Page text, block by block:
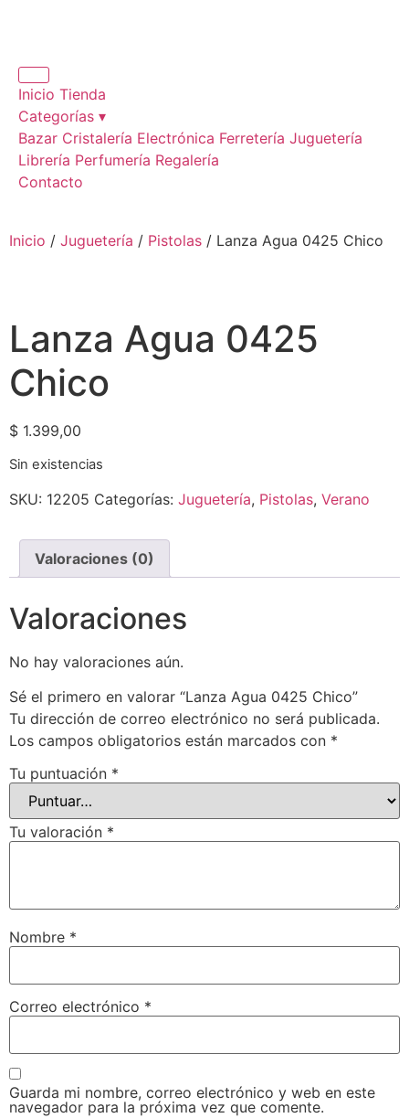
Inicio Tienda
Categorías ▾
Bazar Cristalería Electrónica Ferretería Juguetería
Librería Perfumería Regalería
Contacto
Inicio / Juguetería / Pistolas / Lanza Agua 0425 Chico
Lanza Agua 0425
Chico
$ 1.399,00
Sin existencias
SKU: 12205 Categorías: Juguetería, Pistolas, Verano
Valoraciones (0)
Valoraciones
No hay valoraciones aún.
Sé el primero en valorar “Lanza Agua 0425 Chico”
Tu dirección de correo electrónico no será publicada.
Los campos obligatorios están marcados con *
Tu puntuación *
Tu valoración *
Nombre *
Correo electrónico *
Guarda mi nombre, correo electrónico y web en este
navegador para la próxima vez que comente.